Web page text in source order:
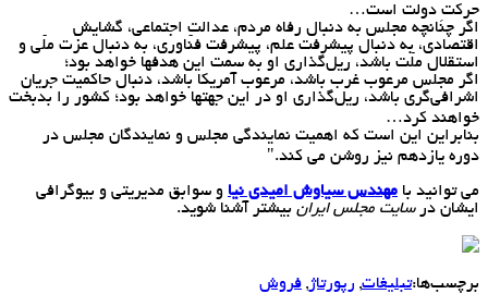
حرکتِ دولت است…
اگر چنانچه مجلس به دنبال رفاه مردم، عدالت اجتماعی، گشایش
اقتصادی، به دنبال پیشرفت علم، پیشرفت فنّاوری، به دنبال عزّت ملّی و
استقلال ملّت باشد، ریل‌گذاری او به سمت این هدفها خواهد بود؛
اگر مجلس مرعوب غرب باشد، مرعوب آمریکا باشد، دنبال حاکمیّت جریان
اشرافی‌گری باشد، ریل‌گذاری او در این جهتها خواهد بود؛ کشور را بدبخت
خواهند کرد…
بنابراین این است که اهمیت نمایندگی مجلس و نمایندگان مجلس در
دوره یازدهم نیز روشن می کند."
می توانید با مهندس سیاوش امیدی نیا و سوابق مدیریتی و بیوگرافی
ایشان درسایت مجلس ایران بیشتر آشنا شوید.
برچسب‌ها:تبلیغات, رپورتاژ, فروش